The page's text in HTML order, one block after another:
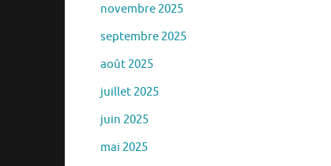
novembre 2025
septembre 2025
août 2025
juillet 2025
juin 2025
mai 2025